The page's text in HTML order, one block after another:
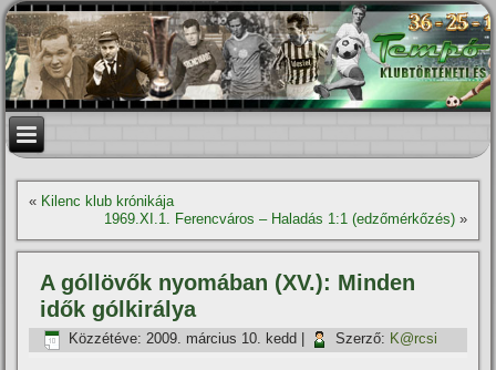
« Kilenc klub krónikája
1969.XI.1. Ferencváros – Haladás 1:1 (edzőmérkőzés)»
A góllövők nyomában (XV.): Minden
idők gólkirálya
Közzétéve: 2009. március 10. kedd Szerző: K@rcsi